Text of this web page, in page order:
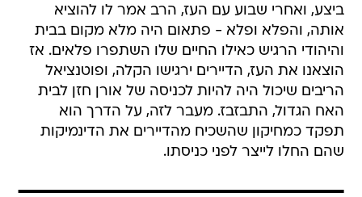
ביצע, ואחרי שבוע עם העז, הרב אמר לו להוציא
אותה, והפלא ופלא - פתאום היה מלא מקום בבית
והיהודי הרגיש כאילו החיים שלו השתפרו פלאים. אז
הוצאנו את העז, הדיירים ירגישו הקלה, ופוטנציאל
הריבים שיכול היה להיות לכניסה של אורן חזן לבית
האח הגדול, התבזבז. מעבר לזה, על הדרך הוא
תפקד כמחיקון שהשכיח מהדיירים את הדינמיקות
שהם החלו לייצר לפני כניסתו.